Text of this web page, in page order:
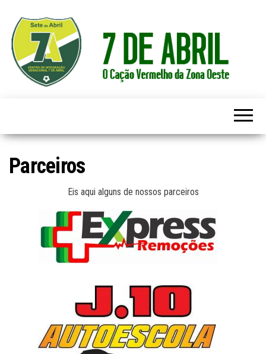
Parceiros
Eis aqui alguns de nossos parceiros